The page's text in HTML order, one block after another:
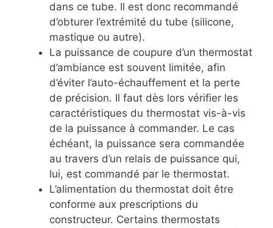
dans ce tube. Il est donc recommandé
d’obturer l’extrémité du tube (silicone,
mastique ou autre).
La puissance de coupure d’un thermostat
d’ambiance est souvent limitée, afin
d’éviter l’auto-échauffement et la perte
de précision. Il faut dès lors vérifier les
caractéristiques du thermostat vis-à-vis
de la puissance à commander. Le cas
échéant, la puissance sera commandée
au travers d’un relais de puissance qui,
lui, est commandé par le thermostat.
L’alimentation du thermostat doit être
conforme aux prescriptions du
constructeur. Certains thermostats